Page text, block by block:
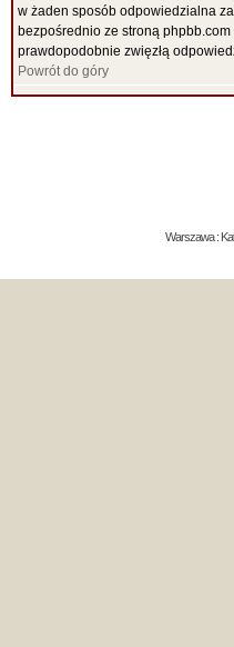
w żaden sposób odpowiedzialna
bezpośrednio ze stroną
prawdopodobnie zwięzłą
Powrót do góry
Warszawa :